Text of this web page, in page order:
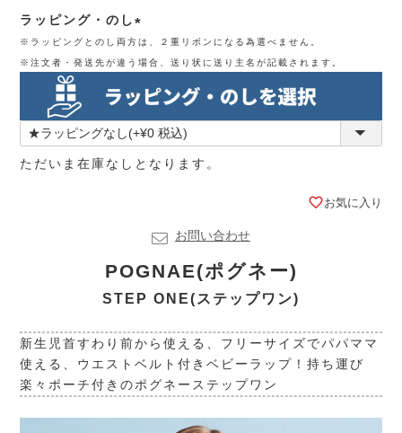
ラッピング・のし
(必
須)
※ラッピングとのし両方は、２重リボンになる為選べません。
※注文者・発送先が違う場合、送り状に送り主名が記載されます。
ただいま在庫なしとなります。
お気に入り
お問い合わせ
POGNAE(ポグネー)
STEP ONE(ステップワン)
新生児首すわり前から使える、フリーサイズでパパママ
使える、ウエストベルト付きベビーラップ！持ち運び
楽々ポーチ付きのポグネーステップワン